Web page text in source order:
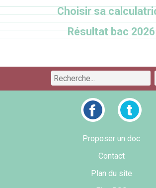
Choisir sa
Résultat bac 2026
Proposer un doc
Contact
Plan du site